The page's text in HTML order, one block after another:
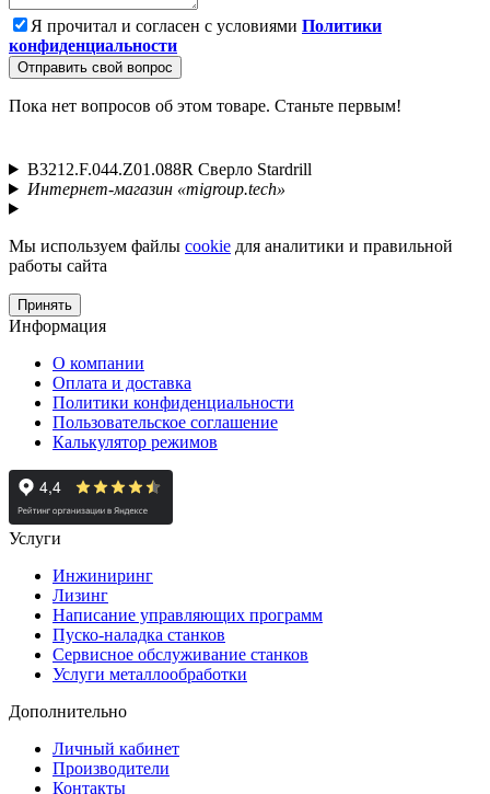
Я прочитал и согласен с условиями Политики
конфиденциальности
Отправить свой вопрос
Пока нет вопросов об этом товаре. Станьте первым!
B3212.F.044.Z01.088R Сверло Stardrill
Интернет-магазин «migroup.tech»
Мы используем файлы cookie для аналитики и правильной
работы сайта
Принять
Информация
О компании
Оплата и доставка
Политики конфиденциальности
Пользовательское соглашение
Калькулятор режимов
Услуги
Инжиниринг
Лизинг
Написание управляющих программ
Пуско-наладка станков
Сервисное обслуживание станков
Услуги металлообработки
Дополнительно
Личный кабинет
Производители
Контакты